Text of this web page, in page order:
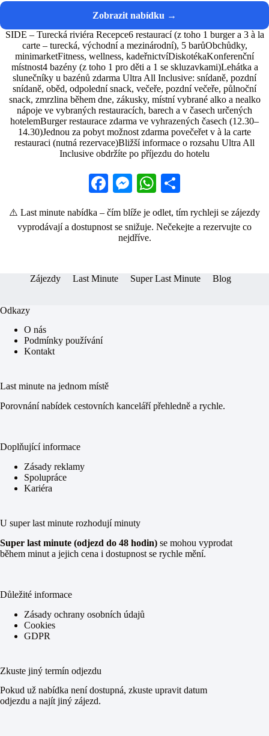
SIDE – Turecká riviéra Recepce6 restaurací (z toho 1 burger a 3 à la
carte – turecká, východní a mezinárodní), 5 barůObchůdky,
minimarketFitness, wellness, kadeřnictvíDiskotékaKonferenční
místnost4 bazény (z toho 1 pro děti a 1 se skluzavkami)Lehátka a
slunečníky u bazénů zdarma Ultra All Inclusive: snídaně, pozdní
snídaně, oběd, odpolední snack, večeře, pozdní večeře, půlnoční
snack, zmrzlina během dne, zákusky, místní vybrané alko a nealko
nápoje ve vybraných restauracích, barech a v časech určených
hotelemBurger restaurace zdarma ve vyhrazených časech (12.30–
14.30)Jednou za pobyt možnost zdarma povečeřet v à la carte
restauraci (nutná rezervace)Bližší informace o rozsahu Ultra All
Inclusive obdržíte po příjezdu do hotelu
Fa
bo
ok
M
se
ng
W
ts re
⚠️ Last minute nabídka – čím blíže je odlet, tím rychleji se zájezdy
vyprodávají a dostupnost se snižuje. Nečekejte a rezervujte co
nejdříve.
Zájezdy Last Minute Super Last Minute Blog
Odkazy
O nás
Podmínky používání
Kontakt
Last minute na jednom místě
Porovnání nabídek cestovních kanceláří přehledně a rychle.
Doplňující informace
Zásady reklamy
Spolupráce
Kariéra
U super last minute rozhodují minuty
Super last minute (odjezd do 48 hodin) se mohou vyprodat
během minut a jejich cena i dostupnost se rychle mění.
Důležité informace
Zásady ochrany osobních údajů
Cookies
GDPR
Zkuste jiný termín odjezdu
Pokud už nabídka není dostupná, zkuste upravit datum
odjezdu a najít jiný zájezd.